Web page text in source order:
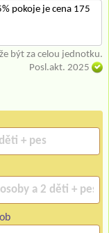
pokoje je cena 175
být za celou jednotku.
Posl.akt. 2025